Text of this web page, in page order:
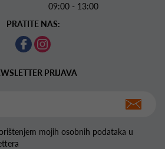
09:00 - 13:00
PRATITE NAS:
PRIJAVA
mojih osobnih podataka u